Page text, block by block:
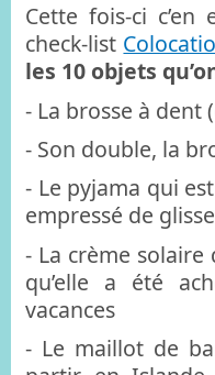
Cette fois-ci
check-list
les 10 objets
- La brosse à dent
- Son double, la
- Le pyjama qui
empressé de
- La crème
qu’elle a été
vacances
- Le maillot de